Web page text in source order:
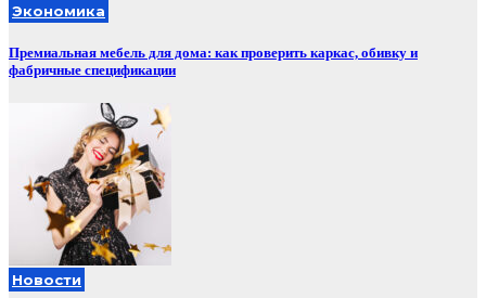
Экономика
Премиальная мебель для дома: как проверить каркас, обивку и
фабричные спецификации
Новости